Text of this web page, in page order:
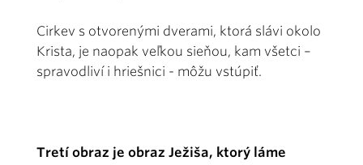
Cirkev s otvorenými dverami, ktorá slávi okolo
Krista, je naopak veľkou sieňou, kam všetci –
spravodliví i hriešnici - môžu vstúpiť.
Tretí obraz je obraz Ježiša, ktorý láme